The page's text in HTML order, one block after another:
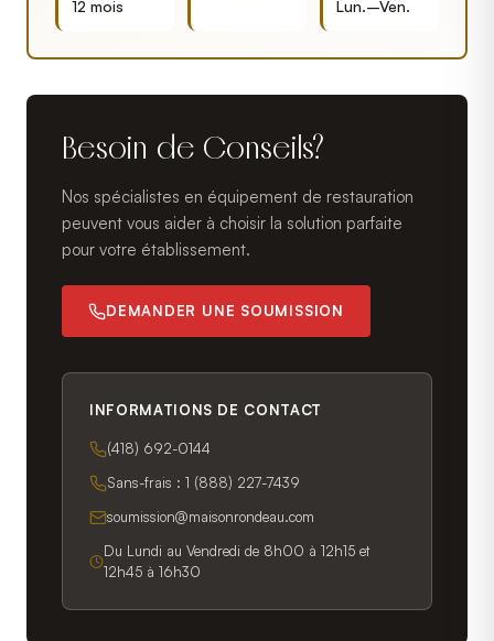
12 mois Lun.–Ven.
Besoin de Conseils?
Nos spécialistes en équipement de restauration
peuvent vous aider à choisir la solution parfaite
pour votre établissement.
DEMANDER UNE SOUMISSION
INFORMATIONS DE CONTACT
(418) 692-0144
Sans-frais : 1 (888) 227-7439
soumission@maisonrondeau.com
Du Lundi au Vendredi de 8h00 à 12h15 et
12h45 à 16h30